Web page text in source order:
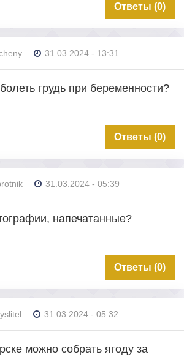
Ответы (0)
31.03.2024 - 13:31
грудь при беременности?
Ответы (0)
31.03.2024 - 05:39
напечатанные?
Ответы (0)
31.03.2024 - 05:32
можно собрать ягоду за